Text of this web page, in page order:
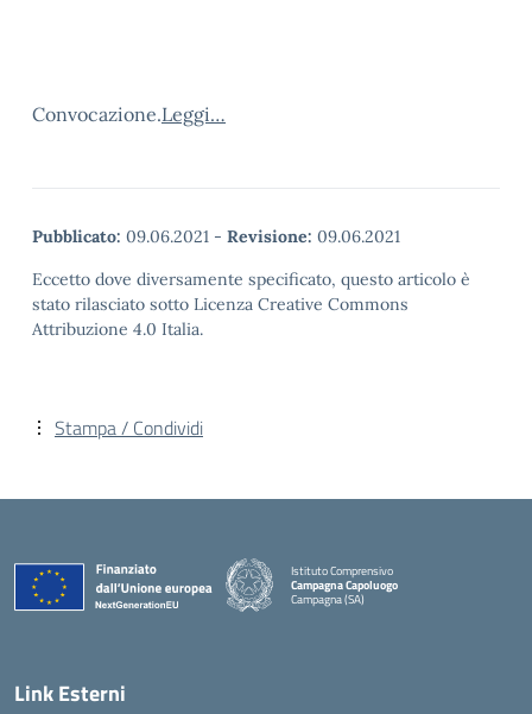
Convocazione.Leggi…
Pubblicato: 09.06.2021 - Revisione: 09.06.2021
Eccetto dove diversamente specificato, questo articolo è
stato rilasciato sotto Licenza Creative Commons
Attribuzione 4.0 Italia.
Stampa / Condividi
Istituto Comprensivo
Campagna Capoluogo
Campagna (SA)
Link Esterni